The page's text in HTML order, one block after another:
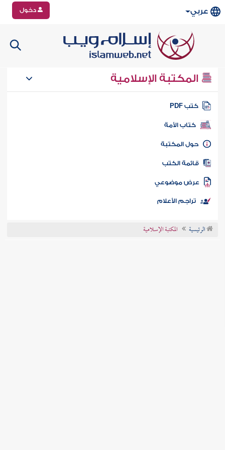
عربي دخول
المكتبة الإسلامية
كتب PDF
كتاب الأمة
المكتبة
الكتب
موضوعي
تراجم الأعلام
الرئيسية المكتبة الإسلامية